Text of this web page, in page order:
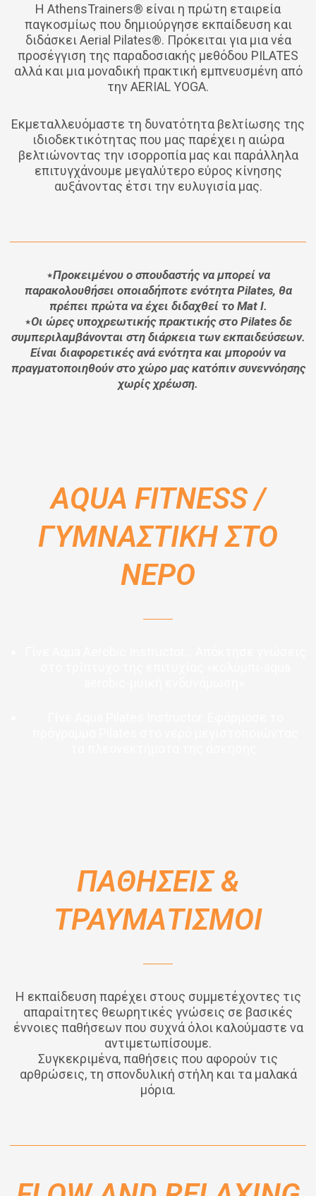
Η AthensTrainers® είναι η πρώτη εταιρεία
παγκοσμίως που δημιούργησε εκπαίδευση και
διδάσκει Aerial Pilates®. Πρόκειται για μια νέα
προσέγγιση της παραδοσιακής μεθόδου PILATES
αλλά και μια μοναδική πρακτική εμπνευσμένη από
την AERIAL YOGA.
Εκμεταλλευόμαστε τη δυνατότητα βελτίωσης της
ιδιοδεκτικότητας που μας παρέχει η αιώρα
βελτιώνοντας την ισορροπία μας και παράλληλα
επιτυγχάνουμε μεγαλύτερο εύρος κίνησης
αυξάνοντας έτσι την ευλυγισία μας.
٭Προκειμένου ο σπουδαστής να μπορεί να
παρακολoυθήσει οποιαδήποτε ενότητα Pilates, θα
πρέπει πρώτα να έχει διδαχθεί το Mat I.
٭Οι ώρες υποχρεωτικής πρακτικής στο Pilatesδε
συμπεριλαμβάνονται στη διάρκεια των εκπαιδεύσεων.
Είναι διαφορετικές ανά ενότητα και μπορούν να
πραγματοποιηθούν στο χώρο μας κατόπιν συνεννόησης
χωρίς χρέωση.
AQUA FITNESS /
ΓΥΜΝΑΣΤΙΚΗ ΣΤΟ
ΝΕΡΟ
ΠΑΘΗΣΕΙΣ &
ΤΡΑΥΜΑΤΙΣΜΟΙ
Η εκπαίδευση παρέχει στους συμμετέχοντες τις
απαραίτητες θεωρητικές γνώσεις σε βασικές
έννοιες παθήσεων που συχνά όλοι καλούμαστε να
αντιμετωπίσουμε.
Συγκεκριμένα, παθήσεις που αφορούν τις
αρθρώσεις, τη σπονδυλική στήλη και τα μαλακά
μόρια.